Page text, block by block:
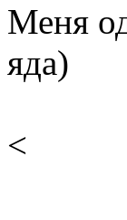
Меня
яда)
<